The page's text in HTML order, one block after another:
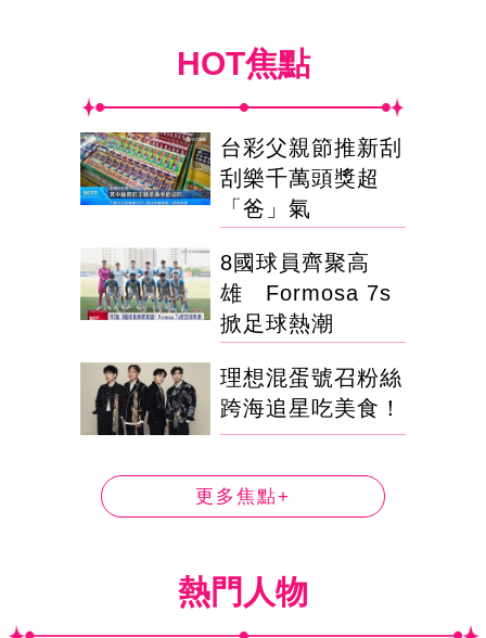
HOT焦點
台彩父親節推新刮
刮樂千萬頭獎超
「爸」氣
8國球員齊聚高
雄 Formosa 7s
掀足球熱潮
理想混蛋號召粉絲
跨海追星吃美食！
更多焦點+
熱門人物